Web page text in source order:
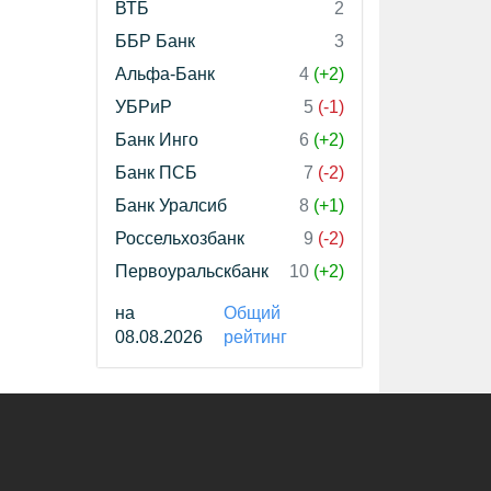
ВТБ
2
ББР Банк
3
Альфа-Банк
4 (+2)
УБРиР
5 (-1)
Банк Инго
6 (+2)
Банк ПСБ
7 (-2)
Банк Уралсиб
8 (+1)
Россельхозбанк
9 (-2)
Первоуральскбанк
10 (+2)
на
08.08.2026
Общий
рейтинг